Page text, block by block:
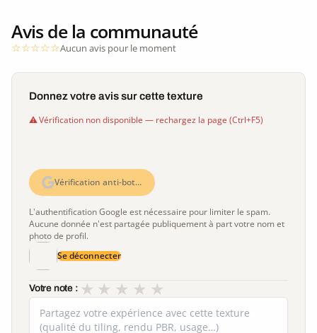
Avis de la communauté
Aucun avis pour le moment
Donnez votre avis sur cette texture
Vérification non disponible — rechargez la page (Ctrl+F5)
Vérification anti-bot…
L'authentification Google est nécessaire pour limiter le spam.
Aucune donnée n'est partagée publiquement à part votre nom et
photo de profil.
Se déconnecter
Votre note : ★
★
★
★
★